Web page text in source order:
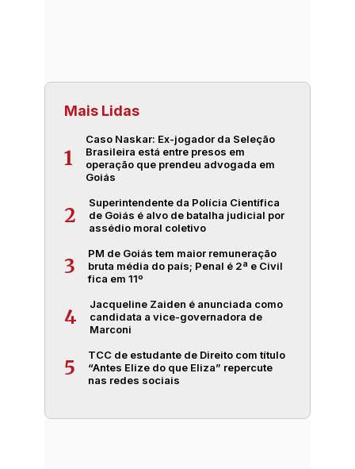
Mais Lidas
1
Caso Naskar: Ex-jogador da Seleção
Brasileira está entre presos em
operação que prendeu advogada em
Goiás
2
Superintendente da Polícia Científica
de Goiás é alvo de batalha judicial por
assédio moral coletivo
3
PM de Goiás tem maior remuneração
bruta média do país; Penal é 2ª e Civil
fica em 11º
4
Jacqueline Zaiden é anunciada como
candidata a vice-governadora de
Marconi
5
TCC de estudante de Direito com título
“Antes Elize do que Eliza” repercute
nas redes sociais